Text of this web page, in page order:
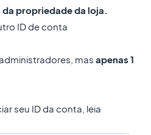
propriedade da loja.
ID de conta
mas apenas 1
seu ID da conta, leia